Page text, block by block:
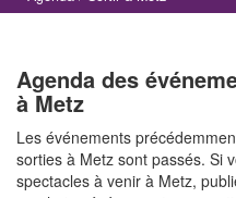
Agenda des
à Metz
Les événements
sorties à Metz sont passés. Si
spectacles à venir à Metz,